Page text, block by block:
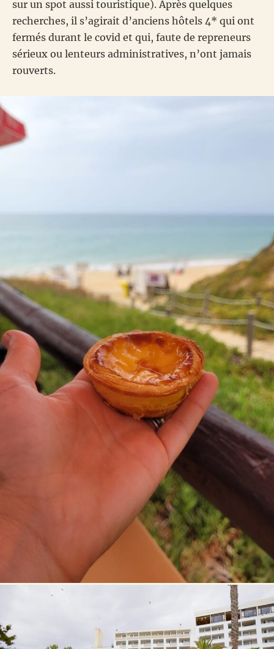
sur un spot aussi touristique). Après quelques
recherches, il s’agirait d’anciens hôtels 4* qui ont
fermés durant le covid et qui, faute de repreneurs
sérieux ou lenteurs administratives, n’ont jamais
rouverts.